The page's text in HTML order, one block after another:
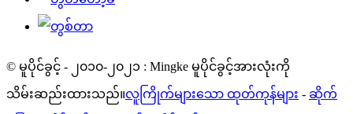
© မူပိုင်ခွင့် - ၂၀၁၀-၂၀၂၁ : Mingke မူပိုင်ခွင့်အားလုံးကို
သိမ်းဆည်းထားသည်။လူကြိုက်များသော ထုတ်ကုန်များ - ဆိုက်